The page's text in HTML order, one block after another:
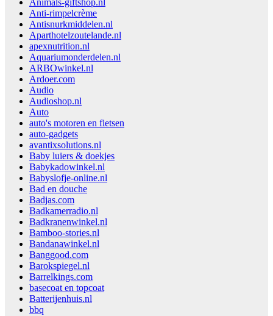
Animals-giftshop.nl
Anti-rimpelcrème
Antisnurkmiddelen.nl
Aparthotelzoutelande.nl
apexnutrition.nl
Aquariumonderdelen.nl
ARBOwinkel.nl
Ardoer.com
Audio
Audioshop.nl
Auto
auto's motoren en fietsen
auto-gadgets
avantixsolutions.nl
Baby luiers & doekjes
Babykadowinkel.nl
Babyslofje-online.nl
Bad en douche
Badjas.com
Badkamerradio.nl
Badkranenwinkel.nl
Bamboo-stories.nl
Bandanawinkel.nl
Banggood.com
Barokspiegel.nl
Barrelkings.com
basecoat en topcoat
Batterijenhuis.nl
bbq